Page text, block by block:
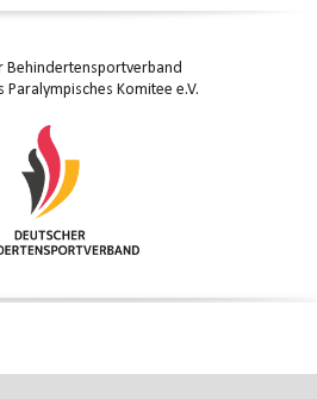
Behindertensportverband
Komitee e.V.
EINSTELLUNGEN